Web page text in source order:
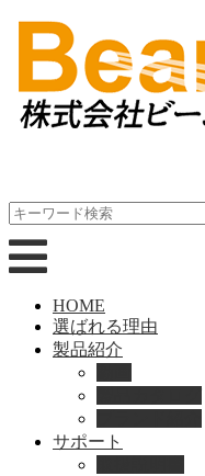
HOME
選ばれる理由
製品紹介
サポート